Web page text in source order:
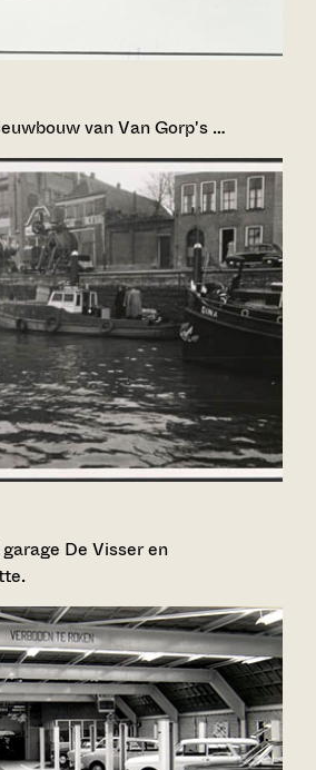
van Van Gorp's …
De Visser en